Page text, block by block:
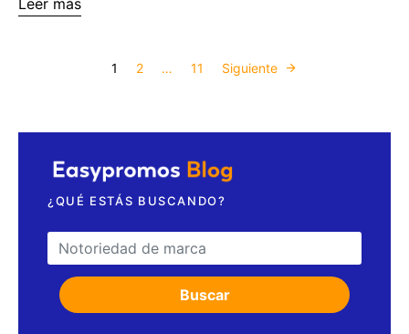
Leer más
Paginación de
1 2 … 11 Siguiente
¿QUÉ ESTÁS BUSCANDO?
Search for:
Buscar